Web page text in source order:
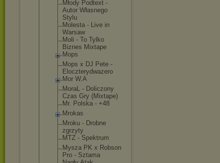
Młody Podtext -
Autor Własnego
Stylu
Molesta - Live in
Warsaw
Moli - To Tylko
Biznes Mixtape
Mops
Mops x DJ Pete -
Eloczterydwazero
Mor W.A
MoraL - Doliczony
Czas Gry (Mixtape)
Mr. Polska - +48
Mrokas
Mroku - Drobne
zgrzyty
MTZ - Spektrum
Mysza PK x Robson
Pro - Sztama